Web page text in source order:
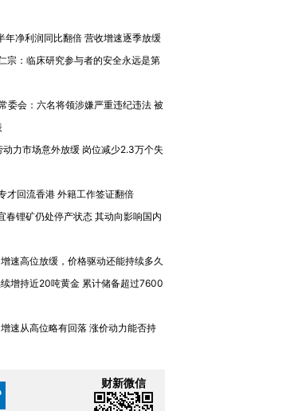
【特别呈现】寻找100种
有意思的生活方式·第三对
【商旅对话】华住集团
CFO：不靠规模取胜，华
住三大增长引擎是什么？
年净利润同比翻倍 营收增速逐季放缓
宗：临床研究参与者的安全永远是第
委会：六名将领涉嫌严重违纪违法 被
动力市场意外放缓 岗位减少2.3万个失
才回流香港 外籍工作签证翻倍
春锂矿仍处停产状态 其动向影响国内
速高位放缓，价格驱动还能持续多久
增持近20吨黄金 累计储备超过7600
速从高位略有回落 涨价动力能否持
财新微信